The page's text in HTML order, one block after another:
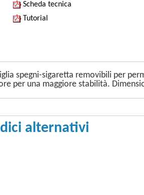
Scheda tecnica
Tutorial
spegni-sigaretta removibili per
per una maggiore stabilità.
alternativi